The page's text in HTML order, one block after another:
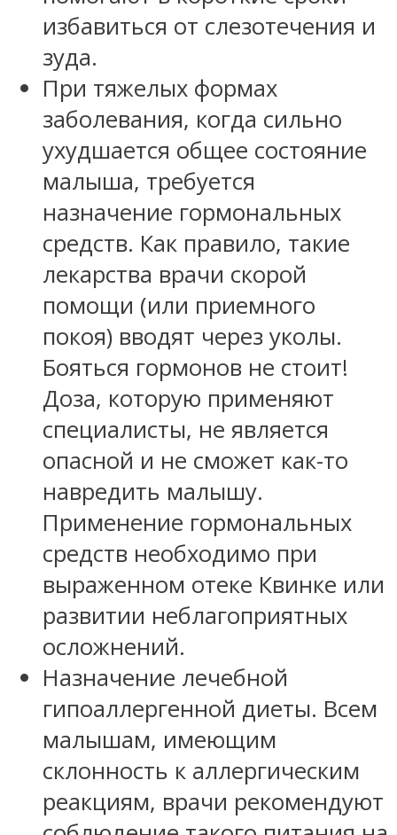
избавиться от слезотечения и
зуда.
При тяжелых формах
заболевания, когда сильно
ухудшается общее состояние
малыша, требуется
назначение гормональных
средств. Как правило, такие
лекарства врачи скорой
помощи (или приемного
покоя) вводят через уколы.
Бояться гормонов не стоит!
Доза, которую применяют
специалисты, не является
опасной и не сможет как-то
навредить малышу.
Применение гормональных
средств необходимо при
выраженном отеке Квинке или
развитии неблагоприятных
осложнений.
Назначение лечебной
гипоаллергенной диеты. Всем
малышам, имеющим
склонность к аллергическим
реакциям, врачи рекомендуют